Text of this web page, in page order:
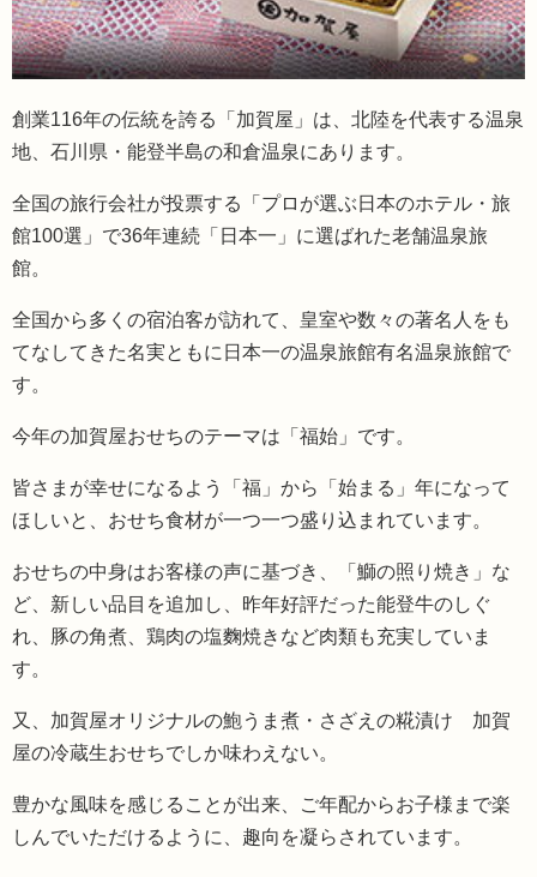
創業116年の伝統を誇る「加賀屋」は、北陸を代表する温泉
地、石川県・能登半島の和倉温泉にあります。
全国の旅行会社が投票する「プロが選ぶ日本のホテル・旅
館100選」で36年連続「日本一」に選ばれた老舗温泉旅
館。
全国から多くの宿泊客が訪れて、皇室や数々の著名人をも
てなしてきた名実ともに日本一の温泉旅館有名温泉旅館で
す。
今年の加賀屋おせちのテーマは「福始」です。
皆さまが幸せになるよう「福」から「始まる」年になって
ほしいと、おせち食材が一つ一つ盛り込まれています。
おせちの中身はお客様の声に基づき、「鰤の照り焼き」な
ど、新しい品目を追加し、昨年好評だった能登牛のしぐ
れ、豚の角煮、鶏肉の塩麴焼きなど肉類も充実していま
す。
又、加賀屋オリジナルの鮑うま煮・さざえの糀漬け 加賀
屋の冷蔵生おせちでしか味わえない。
豊かな風味を感じることが出来、ご年配からお子様まで楽
しんでいただけるように、趣向を凝らされています。